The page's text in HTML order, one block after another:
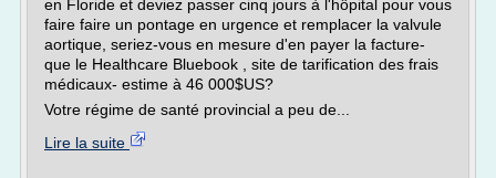
en Floride et deviez passer cinq jours à l'hôpital pour vous
faire faire un pontage en urgence et remplacer la valvule
aortique, seriez-vous en mesure d'en payer la facture-
que le Healthcare Bluebook , site de tarification des frais
médicaux- estime à 46 000$US?
Votre régime de santé provincial a peu de...
Lire la suite